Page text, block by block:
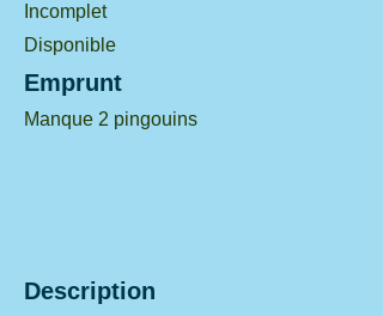
Incomplet
Disponible
Emprunt
Manque 2 pingouins
Description